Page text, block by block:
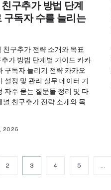
구추가 방법 단계
구독자 수를 늘리는
친구추가 전략 소개와 목표
가 방법 단계별 가이드 카카
구독자 늘리기 전략 카카오
설정 및 관리 실무 데이터 기
자주 묻는 질문들 정리 및 다
널 친구추가 전략 소개와 목
2026
2 3 4 5 …